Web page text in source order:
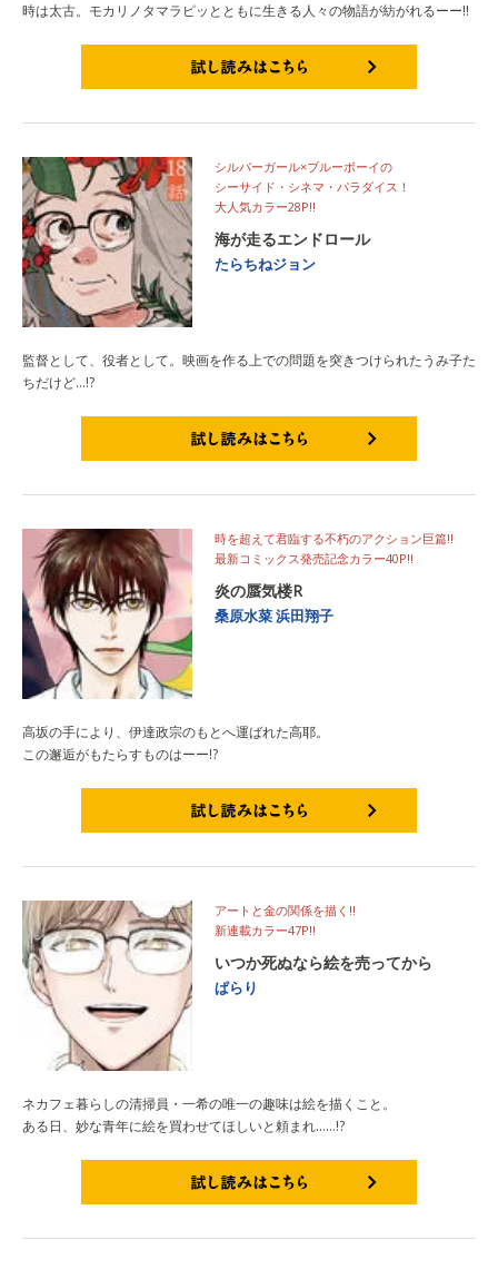
時は太古。モカリノタマラピッとともに生きる人々の物語が紡がれるーー!!
シルバーガール×ブルーボーイの
シーサイド・シネマ・パラダイス！
大人気カラー28P!!
海が走るエンドロール
たらちねジョン
監督として、役者として。映画を作る上での問題を突きつけられたうみ子た
ちだけど…!?
時を超えて君臨する不朽のアクション巨篇!!
最新コミックス発売記念カラー40P!!
炎の蜃気楼R
桑原水菜浜田翔子
高坂の手により、伊達政宗のもとへ運ばれた高耶。
この邂逅がもたらすものはーー!?
アートと金の関係を描く!!
新連載カラー47P!!
いつか死ぬなら絵を売ってから
ぱらり
ネカフェ暮らしの清掃員・一希の唯一の趣味は絵を描くこと。
ある日、妙な青年に絵を買わせてほしいと頼まれ……!?